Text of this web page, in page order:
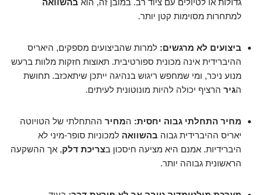
למתחרות מסוימות קטן יותר.
ביצועים לא מרגשים: למרות שהביצועים מספקים, היאריס
ההיברידית אינה מכונית ספורטיבית. תאוצות חזקות מלוות ברעש
מנוע ניכר, ומי שמחפש ריגוש בנהיגה ייתכן שיתאכזב. תחושת
הגיר הרציף יכולה להיות מונוטונית לעיתים.
מחיר התחלתי גבוה יחסית: המחיר ההתחלתי של הטויוטה
יאריס ההיברידית גבוה בהשוואה למכוניות סופר-מיני לא
היברידיות. אמנם היא מציעה חיסכון בצריכת דלק, אך ההשקעה
הראשונית גבוהה יותר.